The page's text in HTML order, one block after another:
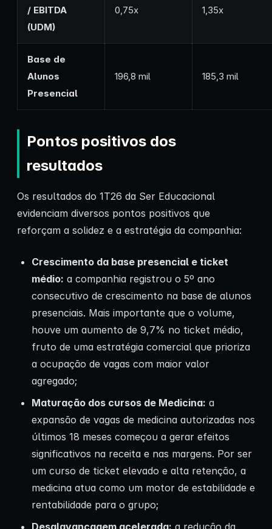
/ EBITDA
(UDM)
0,75x 1,35x
Base de
Alunos
Presencial
196,8 mil 185,3 mil
Pontos positivos dos
resultados
Os resultados do 1T26 da Ser Educacional
evidenciam diversos pontos positivos que
reforçam a solidez e a estratégia da companhia:
Crescimento da base presencial e ticket
médio: a companhia registrou o 5º ano
consecutivo de crescimento na base de alunos
presenciais. Mais importante que o volume,
houve um aumento de 9,7% no ticket médio,
fruto de uma estratégia comercial que prioriza
a ocupação de vagas com maior valor
agregado;
Maturação dos cursos de Medicina: a
expansão de vagas de medicina autorizadas nos
últimos 18 meses começou a gerar efeitos
significativos na receita e nas margens. Por ser
um curso de ticket elevado e alta retenção, a
medicina atua como um motor de estabilidade e
rentabilidade para o grupo;